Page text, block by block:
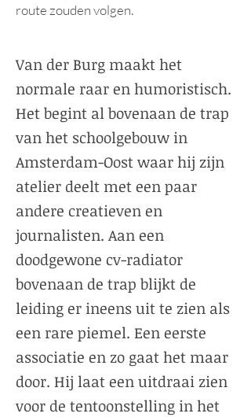
route zouden volgen.
Van der Burg maakt het
normale raar en humoristisch.
Het begint al bovenaan de trap
van het schoolgebouw in
Amsterdam-Oost waar hij zijn
atelier deelt met een paar
andere creatieven en
journalisten. Aan een
doodgewone cv-radiator
bovenaan de trap blijkt de
leiding er ineens uit te zien als
een rare piemel. Een eerste
associatie en zo gaat het maar
door. Hij laat een uitdraai zien
voor de tentoonstelling in het